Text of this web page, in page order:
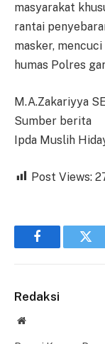
masyarakat
rantai
masker,
humas Polres
M.A.Zakariyya SE
Sumber berita
Ipda Muslih
Post Views:
Facebook
Redaksi
Website